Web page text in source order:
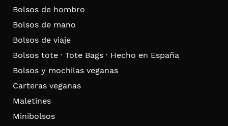
Bolsos de hombro
Bolsos de mano
Bolsos de viaje
Bolsos tote · Tote Bags · Hecho en España
Bolsos y mochilas veganas
Carteras veganas
Maletines
Minibolsos